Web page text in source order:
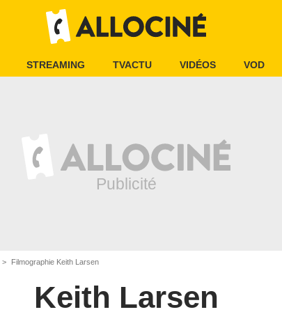
STREAMING TVACTU VIDÉOS VOD
Filmographie Keith Larsen
Keith Larsen